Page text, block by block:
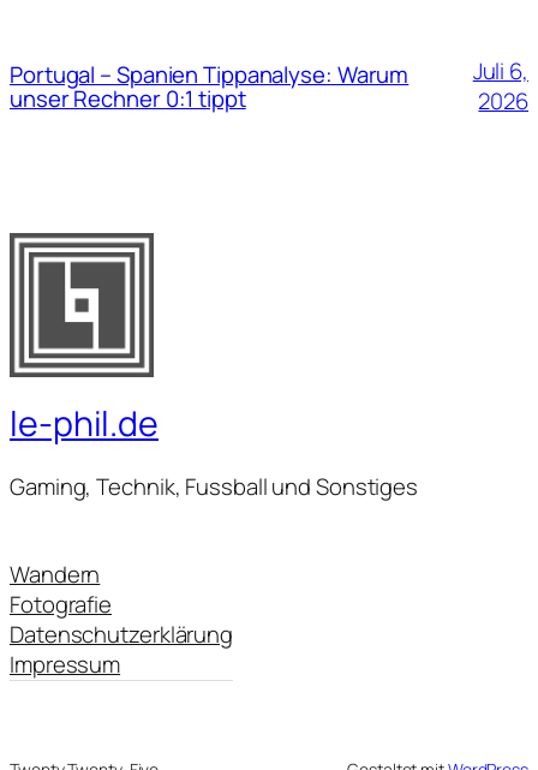
Portugal – Spanien Tippanalyse: Warum
unser Rechner 0:1 tippt
Juli 6,
2026
le-phil.de
Gaming, Technik, Fussball und Sonstiges
Wandern
Fotografie
Datenschutzerklärung
Impressum